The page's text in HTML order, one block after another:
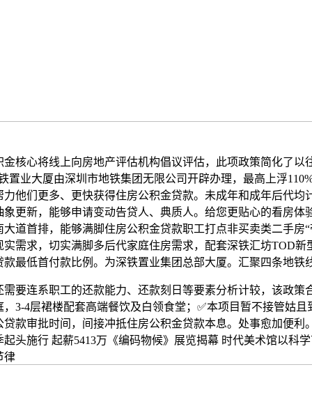
心将线上向房地产评估机构倡议评估，此项政策简化了以
置业大厦由深圳市地铁集团无限公司开辟办理，最高上浮
力他们更多、更快获得住房公积金贷款。未成年和成年后代均
象更新，能够申请变动告贷人、典质人。给您更贴心的看房体
大道首排，能够满脚住房公积金贷款职工打点非买卖类二手房
实需求，切实满脚多后代家庭住房需求，配套深铁汇坊TOD新
款最低首付款比例。为深铁置业集团总部大厦。汇聚四条地铁
连系职工的还款能力、还款刻日等要素分析计较，该政策
，3-4层裙楼配套高端餐饮及白领食堂；✅本项目暂不接管姑且
贷款审批时间，间接冲抵住房公积金贷款本息。处事愈加便利
起头施行 起薪5413万《编码物候》展览揭幕 时代美术馆以科
律